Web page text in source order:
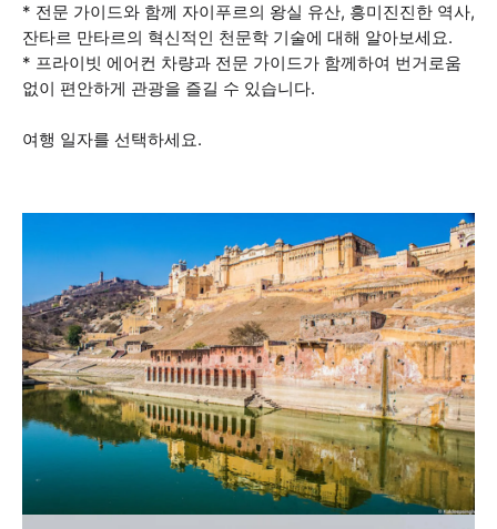
* 전문 가이드와 함께 자이푸르의 왕실 유산, 흥미진진한 역사,
잔타르 만타르의 혁신적인 천문학 기술에 대해 알아보세요.
* 프라이빗 에어컨 차량과 전문 가이드가 함께하여 번거로움
없이 편안하게 관광을 즐길 수 있습니다.
여행 일자를 선택하세요.